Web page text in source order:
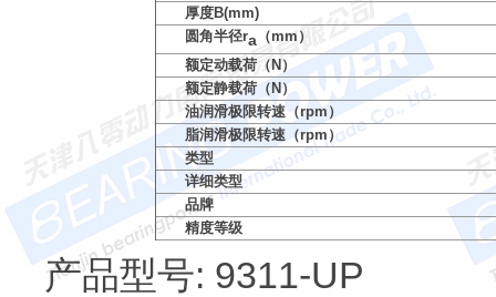
厚度B(mm)
圆角半径ra （mm）
额定动载荷（N）
额定静载荷（N）
油润滑极限转速（rpm）
脂润滑极限转速（rpm）
类型
详细类型
品牌
精度等级
产品型号: 9311-UP